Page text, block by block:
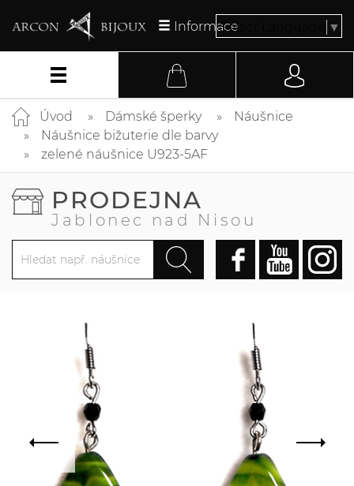
InformaceSelect Language ▼
Úvod Dámské šperky
Náušnice
Náušnice bižuterie dle barvy
zelené náušnice U923-5AF
PRODEJNA
Jablonec nad Nisou